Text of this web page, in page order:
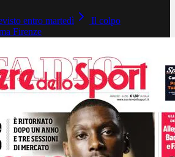
entro martedì
Il colpo
Firenze